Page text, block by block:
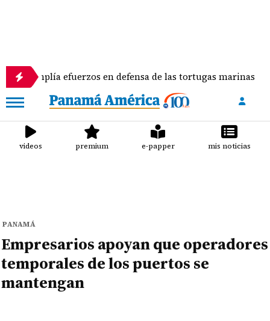
amplía efuerzos en defensa de las tortugas marinas
videos premium e-papper mis noticias
PANAMÁ
Empresarios apoyan que operadores
temporales de los puertos se
mantengan